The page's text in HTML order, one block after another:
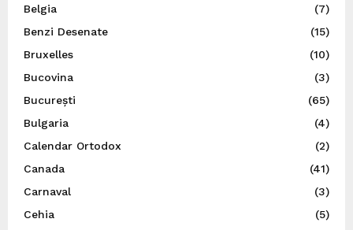
Belgia
(7)
Benzi Desenate
(15)
Bruxelles
(10)
Bucovina
(3)
București
(65)
Bulgaria
(4)
Calendar Ortodox
(2)
Canada
(41)
Carnaval
(3)
Cehia
(5)